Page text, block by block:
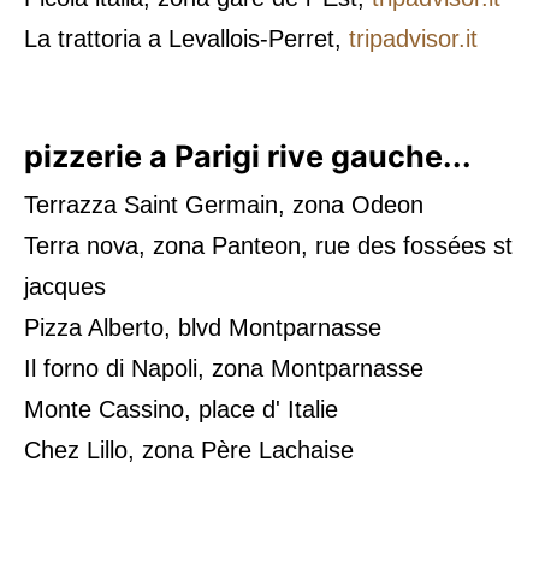
La trattoria a Levallois-Perret, tripadvisor.it
pizzerie a Parigi rive gauche...
Terrazza Saint Germain, zona Odeon
Terra nova, zona Panteon, rue des fossées st
jacques
Pizza Alberto, blvd Montparnasse
Il forno di Napoli, zona Montparnasse
Monte Cassino, place d' Italie
Chez Lillo, zona Père Lachaise